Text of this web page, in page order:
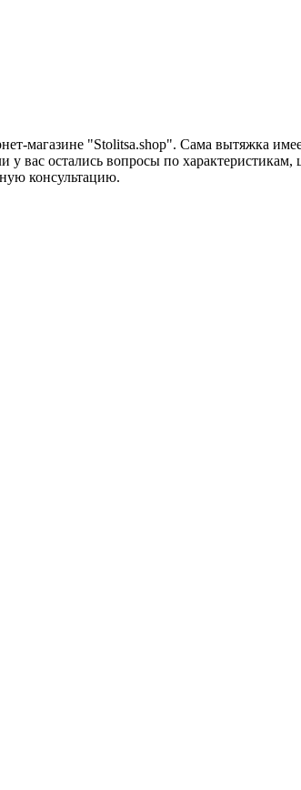
магазине "Stolitsa.shop". Сама вытяжка
вас остались вопросы по характеристикам,
консультацию.